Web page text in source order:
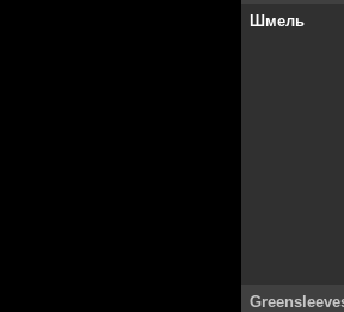
Шмель